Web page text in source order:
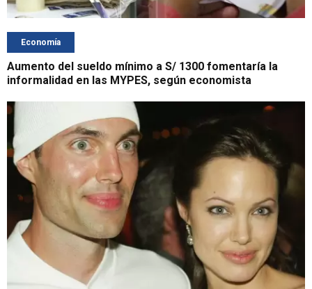
Economía
Aumento del sueldo mínimo a S/ 1300 fomentaría la
informalidad en las MYPES, según economista